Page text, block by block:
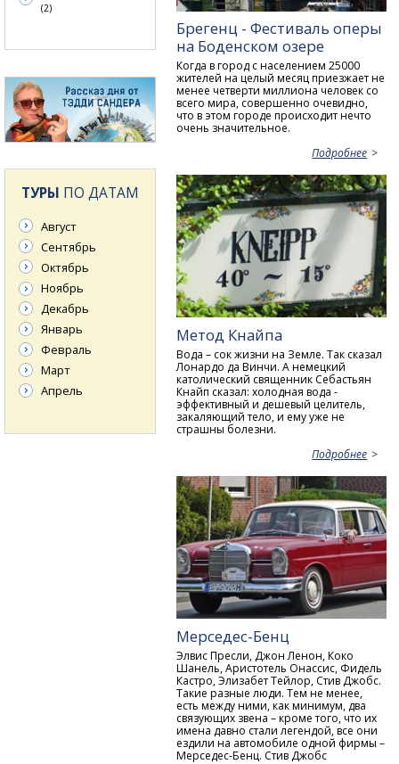
Брегенц - Фестиваль оперы
на Боденском озере
Когда в город с населением 25000
жителей на целый месяц приезжает не
менее четверти миллиона человек со
всего мира, совершенно очевидно,
что в этом городе происходит нечто
очень значительное.
Подробнее
Метод Кнайпа
Вода – сок жизни на Земле. Так сказал
Лонардо да Винчи. А немецкий
католический священник Себастьян
Кнайп сказал: холодная вода -
эффективный и дешевый целитель,
закаляющий тело, и ему уже не
страшны болезни.
Подробнее
Мерседес-Бенц
Элвис Пресли, Джон Ленон, Коко
Шанель, Аристотель Онассис, Фидель
Кастро, Элизабет Тейлор, Стив Джобс.
Такие разные люди. Тем не менее,
есть между ними, как минимум, два
связующих звена – кроме того, что их
имена давно стали легендой, все они
ездили на автомобиле одной фирмы –
Мерседес-Бенц. Стив Джобс
(2)
ТУРЫ ПО ДАТАМ
Август
Сентябрь
Октябрь
Ноябрь
Декабрь
Январь
Февраль
Март
Апрель